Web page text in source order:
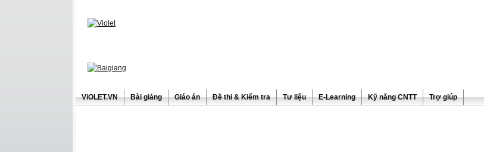
ViOLET.VN Bài giảng Giáo án Đề thi & Kiểm tra Tư liệu E-Learning Kỹ năng CNTT Trợ giúp